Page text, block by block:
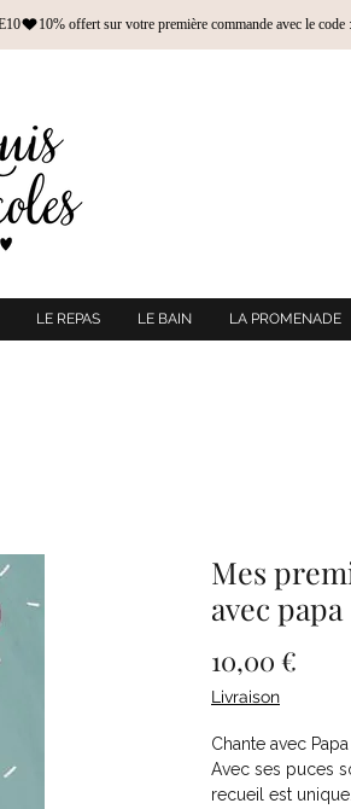
LE REPAS LE BAIN LA PROMENADE
Mes
avec papa
10,00 €
Livraison
Chante avec Papa
Avec ses puces
recueil est